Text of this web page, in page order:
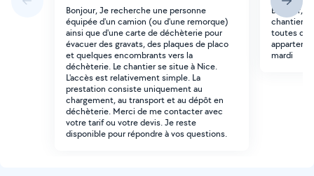
Bonjour, Je recherche une personne
équipée d'un camion (ou d'une remorque)
ainsi que d'une carte de déchèterie pour
évacuer des gravats, des plaques de placo
et quelques encombrants vers la
déchèterie. Le chantier se situe à Nice.
L'accès est relativement simple. La
prestation consiste uniquement au
chargement, au transport et au dépôt en
déchèterie. Merci de me contacter avec
votre tarif ou votre devis. Je reste
disponible pour répondre à vos questions.
Bonjour,
chantier
toutes
mardi